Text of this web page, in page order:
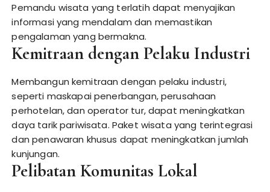
Pemandu wisata yang terlatih dapat menyajikan
informasi yang mendalam dan memastikan
pengalaman yang bermakna.
Kemitraan dengan Pelaku Industri
Membangun kemitraan dengan pelaku industri,
seperti maskapai penerbangan, perusahaan
perhotelan, dan operator tur, dapat meningkatkan
daya tarik pariwisata. Paket wisata yang terintegrasi
dan penawaran khusus dapat meningkatkan jumlah
kunjungan.
Pelibatan Komunitas Lokal